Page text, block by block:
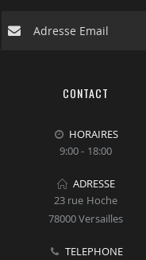
CONTACT
HORAIRES
9:00 - 18:00
ADRESSE
23 rue Hoche
78000 Versailles
TELEPHONE